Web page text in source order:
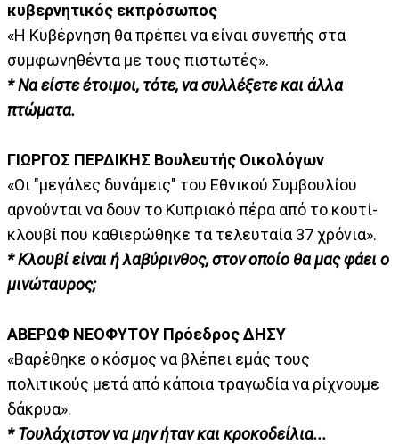
κυβερνητικός εκπρόσωπος
«Η Κυβέρνηση θα πρέπει να είναι συνεπής στα
συμφωνηθέντα με τους πιστωτές».
* Να είστε έτοιμοι, τότε, να συλλέξετε και άλλα
πτώματα.
ΓΙΩΡΓΟΣ ΠΕΡΔΙΚΗΣ Βουλευτής Οικολόγων
«Οι "μεγάλες δυνάμεις" του Εθνικού Συμβουλίου
αρνούνται να δουν το Κυπριακό πέρα από το κουτί-
κλουβί που καθιερώθηκε τα τελευταία 37 χρόνια».
* Κλουβί είναι ή λαβύρινθος, στον οποίο θα μας φάει ο
μινώταυρος;
ΑΒΕΡΩΦ ΝΕΟΦΥΤΟΥ Πρόεδρος ΔΗΣΥ
«Βαρέθηκε ο κόσμος να βλέπει εμάς τους
πολιτικούς μετά από κάποια τραγωδία να ρίχνουμε
δάκρυα».
* Τουλάχιστον να μην ήταν και κροκοδείλια...